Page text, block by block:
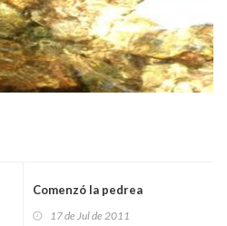
Comenzó la pedrea
17 de Jul de 2011